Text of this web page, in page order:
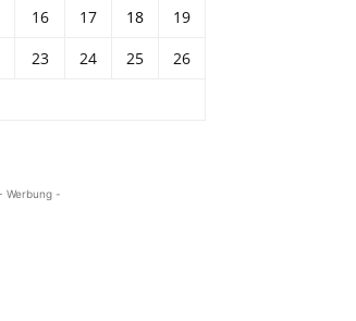
16 17 18
19
23 24 25
26
Werbung -